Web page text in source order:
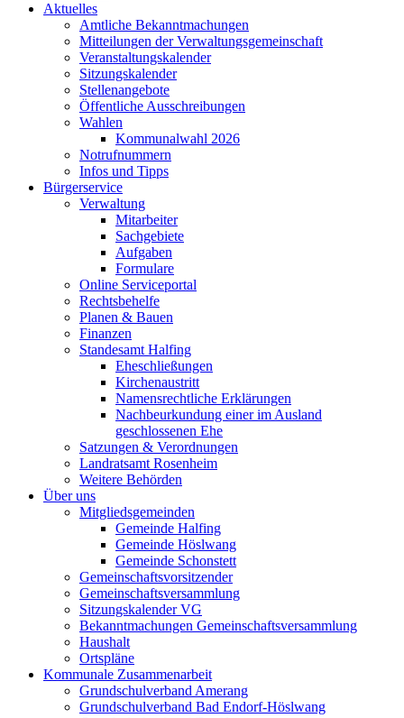
Aktuelles
Amtliche Bekanntmachungen
Mitteilungen der Verwaltungsgemeinschaft
Veranstaltungskalender
Sitzungskalender
Stellenangebote
Öffentliche Ausschreibungen
Wahlen
Kommunalwahl 2026
Notrufnummern
Infos und Tipps
Bürgerservice
Verwaltung
Mitarbeiter
Sachgebiete
Aufgaben
Formulare
Online Serviceportal
Rechtsbehelfe
Planen & Bauen
Finanzen
Standesamt Halfing
Eheschließungen
Kirchenaustritt
Namensrechtliche Erklärungen
Nachbeurkundung einer im Ausland
geschlossenen Ehe
Satzungen & Verordnungen
Landratsamt Rosenheim
Weitere Behörden
Über uns
Mitgliedsgemeinden
Gemeinde Halfing
Gemeinde Höslwang
Gemeinde Schonstett
Gemeinschaftsvorsitzender
Gemeinschaftsversammlung
Sitzungskalender VG
Bekanntmachungen Gemeinschaftsversammlung
Haushalt
Ortspläne
Kommunale Zusammenarbeit
Grundschulverband Amerang
Grundschulverband Bad Endorf-Höslwang